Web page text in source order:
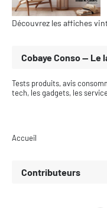
Découvrez les affiches
Cobaye Conso —
Tests produits, avis
tech, les gadgets, les
Accueil
Contributeurs